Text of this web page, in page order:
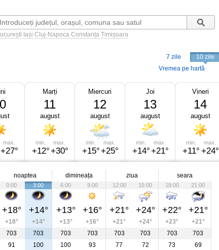
Iași Cluj-Napoca Constanța Timișoara
7 zile
10 zile
Vremea pe hartă
max.
+27°
Marți
11
august
min.
+12°
max.
+30°
Miercuri
12
august
min.
+15°
max.
+25°
Joi
13
august
min.
+14°
max.
+21°
Vineri
14
august
min.
+11°
max.
+24°
noaptea dimineața ziua seara
0:00 3:00 6:00 9:00 12:00 15:00 18:00 21:00
+18° +14° +13° +16° +21° +24° +22° +21°
+18° +14° +13° +16° +21° +24° +23°
+21°
703
703 703 703 703 703 703
703
91
100 100 93 77 72 73
69